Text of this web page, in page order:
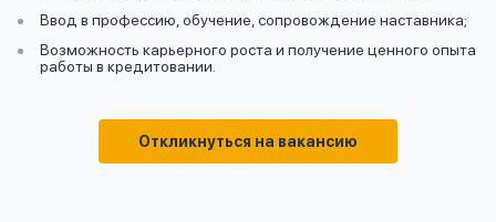
Ввод в профессию, обучение, сопровождение наставника;
Возможность карьерного роста и получение ценного опыта
работы в кредитовании.
Откликнуться на вакансию